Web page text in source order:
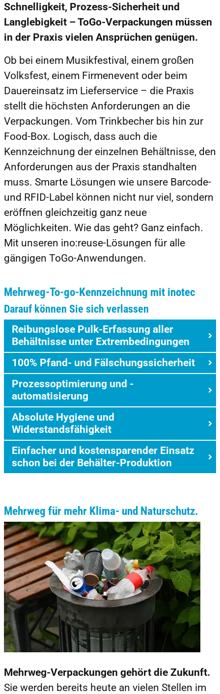
Schnelligkeit, Prozess-Sicherheit und
Langlebigkeit – ToGo-Verpackungen müssen
in der Praxis vielen Ansprüchen genügen.
Ob bei einem Musikfestival, einem großen
Volksfest, einem Firmenevent oder beim
Dauereinsatz im Lieferservice – die Praxis
stellt die höchsten Anforderungen an die
Verpackungen. Vom Trinkbecher bis hin zur
Food-Box. Logisch, dass auch die
Kennzeichnung der einzelnen Behältnisse, den
Anforderungen aus der Praxis standhalten
muss. Smarte Lösungen wie unsere Barcode-
und RFID-Label können nicht nur viel, sondern
eröffnen gleichzeitig ganz neue
Möglichkeiten. Wie das geht? Ganz einfach.
Mit unseren ino:reuse-Lösungen für alle
gängigen ToGo-Anwendungen.
Mehrweg-To-go-Kennzeichnung mit inotec
Darauf können Sie sich verlassen
Reibungslose Pulk-Erfassung aller
Behältnisse unter Extrembedingungen
100% Pfand- und Fälschungssicherheit
Prozessoptimierung und -
automatisierung
Absolute Hygiene und
Widerstandsfähigkeit
Einfacher und kostensparender Einsatz
schon bei der Behälter-Produktion
Mehrweg für mehr Klima- und Naturschutz.
Mehrweg-Verpackungen gehört die Zukunft.
Sie werden bereits heute an vielen Stellen im